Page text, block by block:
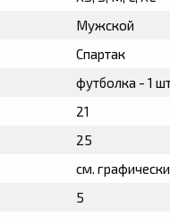
Мужской
Спартак
футболка - 1
21
25
см.
5